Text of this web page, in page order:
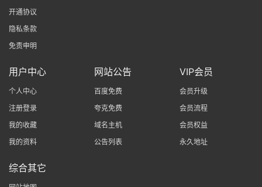
开通协议
隐私条款
免责申明
用户中心
个人中心
注册登录
我的收藏
我的资料
网站公告
百度免费
夸克免费
域名主机
公告列表
VIP会员
会员升级
会员流程
会员权益
永久地址
综合其它